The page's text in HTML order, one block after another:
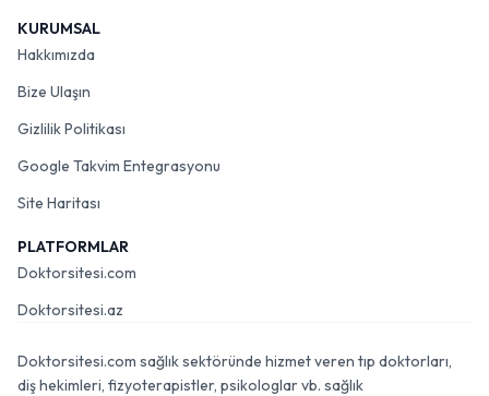
KURUMSAL
Hakkımızda
Bize Ulaşın
Gizlilik Politikası
Google Takvim Entegrasyonu
Site Haritası
PLATFORMLAR
Doktorsitesi.com
Doktorsitesi.az
Doktorsitesi.com sağlık sektöründe hizmet veren tıp doktorları,
diş hekimleri, fizyoterapistler, psikologlar vb. sağlık